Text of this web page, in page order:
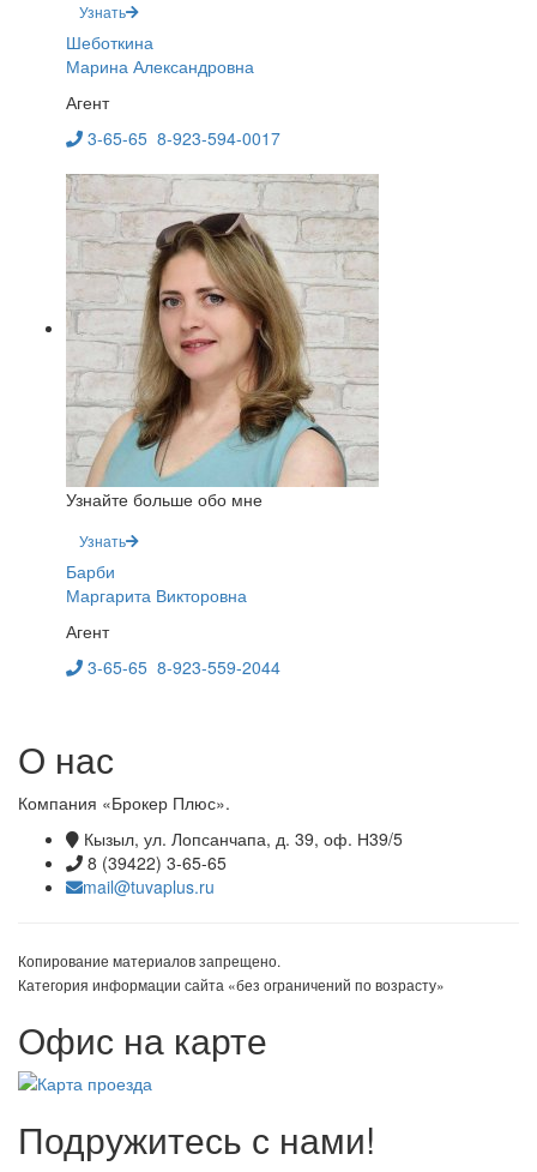
Узнать
Шеботкина
Марина Александровна
Агент
3-65-65 8-923-594-0017
Узнайте больше обо мне
Узнать
Барби
Маргарита Викторовна
Агент
3-65-65 8-923-559-2044
О нас
Компания «Брокер Плюс».
Кызыл, ул. Лопсанчапа, д. 39, оф. Н39/5
8 (39422) 3-65-65
mail@tuvaplus.ru
Копирование материалов запрещено.
Категория информации сайта «без ограничений по возрасту»
Офис на карте
Подружитесь с нами!